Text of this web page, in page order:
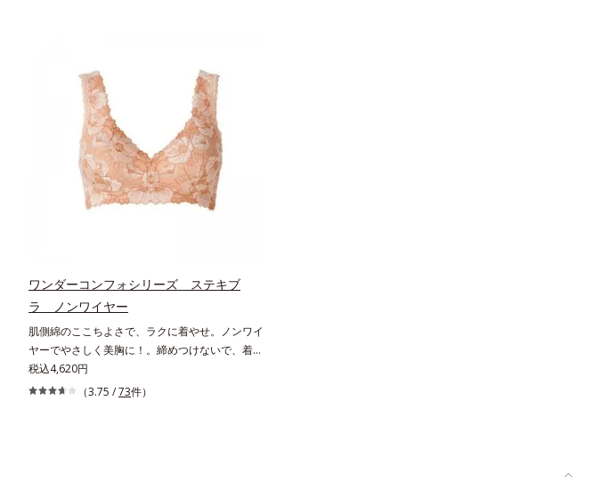
ワンダーコンフォシリーズ ステキブ
ラ ノンワイヤー
肌側綿のここちよさで、ラクに着やせ。ノンワイ
ヤーでやさしく美胸に！。締めつけないで、着や
せする 「これが補整下着なの？」と驚くほどの
やさしさで、美しいラインへ。締めつけ感や苦し
税込4,620円
（3.75 /73件）